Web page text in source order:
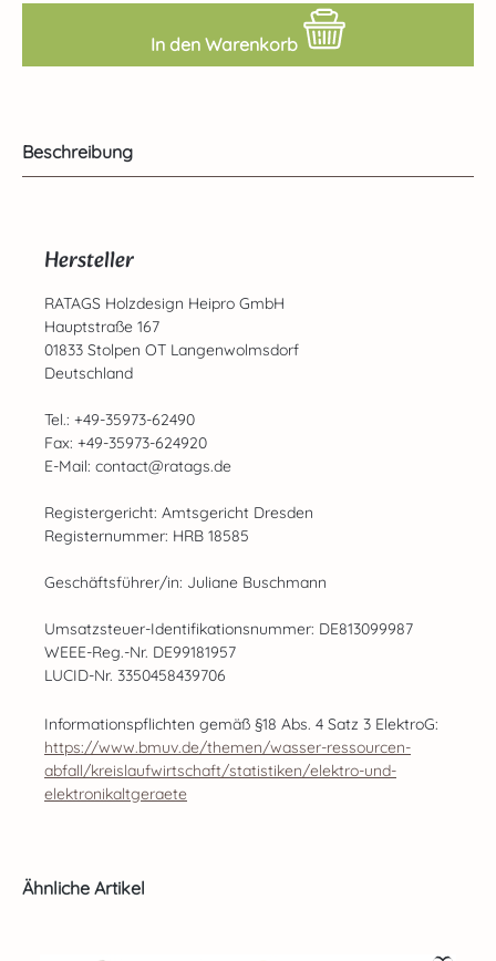
In den Warenkorb
Beschreibung
Hersteller
RATAGS Holzdesign Heipro GmbH
Hauptstraße 167
01833 Stolpen OT Langenwolmsdorf
Deutschland
Tel.: +49-35973-62490
Fax: +49-35973-624920
E-Mail: contact@ratags.de
Registergericht: Amtsgericht Dresden
Registernummer: HRB 18585
Geschäftsführer/in: Juliane Buschmann
Umsatzsteuer-Identifikationsnummer: DE813099987
WEEE-Reg.-Nr. DE99181957
LUCID-Nr. 3350458439706
Informationspflichten gemäß §18 Abs. 4 Satz 3 ElektroG:
https://www.bmuv.de/themen/wasser-ressourcen-
abfall/kreislaufwirtschaft/statistiken/elektro-und-
elektronikaltgeraete
Produktgalerie überspringen
Ähnliche Artikel